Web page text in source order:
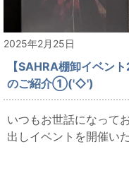
2025年2月25日
【SAHRA棚卸イベン
のご紹介①('◇')ゞ
いつもお世話になって
出しイベントを開催い